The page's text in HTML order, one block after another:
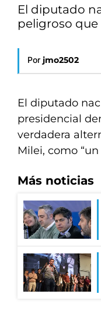
El diputado
peligroso que
Por jmo2502
El diputado
presidencial
verdadera
Milei, como
Más noticias